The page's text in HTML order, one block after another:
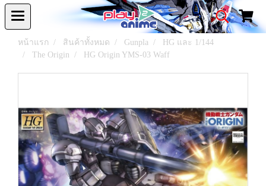
หน้าแรก สินค้าทั้งหมด Gunpla
HG และ 1/144
The Origin
HG Origin YMS-03 Waff